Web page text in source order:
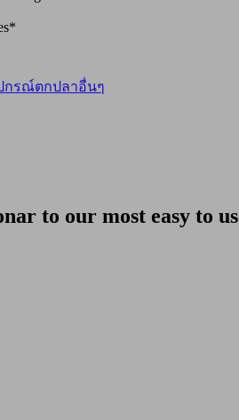
กรณ์ตกปลาอื่นๆ
to our most easy to